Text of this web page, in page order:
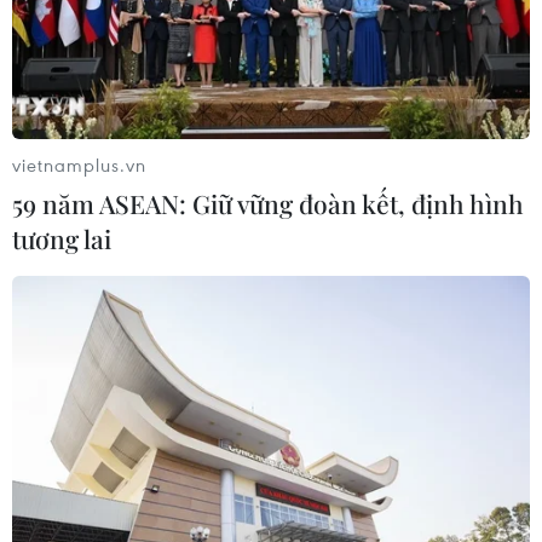
Cần Thơ xem xét đề xuất xây dựng Tổ
hợp Giáo dục-Đào tạo 636 tỷ đồng
Cà Mau hợp nhất 4 trường cao đẳng,
tăng quy mô đào tạo nhân lực chất
lượng cao
06/08/2026 11:43
Các trường đại học sẽ xét tuyển thí
sinh Trường THTP chuyên Tuyên
Quang không vi phạm quy chế
06/08/2026 09:44
vietnamplus.vn
59 năm ASEAN: Giữ vững đoàn kết, định hình
tương lai